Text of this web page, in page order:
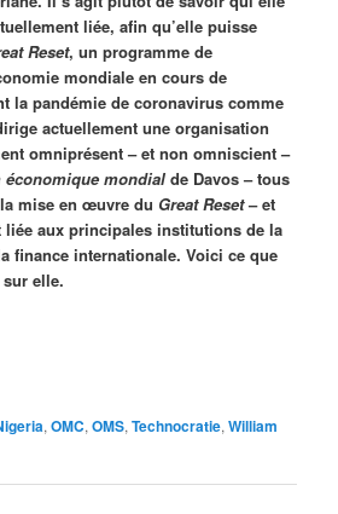
liée, afin qu’elle puisse
Reset, un programme de
mondiale en cours de
la pandémie de coronavirus comme
actuellement une organisation
omniprésent – et non omniscient –
économique mondial de Davos – tous
mise en œuvre du Great Reset– et
liée aux principales institutions de la
finance internationale. Voici ce que
elle.
,OMC,OMS,Technocratie,William